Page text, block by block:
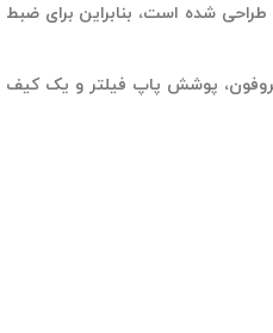
شده است، بنابراین برای ضبط
پوشش پاپ فیلتر و یک کیف